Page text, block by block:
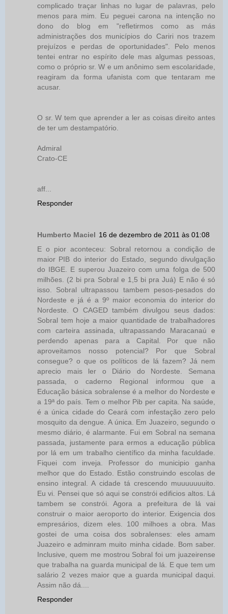
complicado traçar linhas no lugar de palavras, pelo
menos para mim. Eu peguei carona na intenção no
dono do blog em "refletirmos como as más
administrações dos municípios do Cariri nos trazem
prejuízos e perdas de oportunidades". Pelo menos
tentei entrar no espírito dele mas algumas pessoas,
como o próprio sr. W e um anônimo sem escolaridade,
reagiram da forma ufanista com que tentaram me
acusar.
O sr. W tem que aprender a ler as coisas direito antes
de ter um destampatório.
Admiral
Crato-CE
aff...
Responder
Humberto Maciel 16 de dezembro de 2011 às 01:08
E o pior aconteceu: Sobral retornou a condição de
maior PIB do interior do Estado, segundo divulgação
do IBGE. E superou Juazeiro com uma folga de 500
milhões. (2 bi pra Sobral e 1,5 bi pra Juá) E não é só
isso. Sobral ultrapassou tambem pesos-pesados do
Nordeste e já é a 9º maior economia do interior do
Nordeste. O CAGED também divulgou seus dados:
Sobral tem hoje a maior quantidade de trabalhadores
com carteira assinada, ultrapassando Maracanaú e
perdendo apenas para a Capital. Por que não
aproveitamos nosso potencial? Por que Sobral
consegue? o que os políticos de lá fazem? Já nem
aprecio mais ler o Diário do Nordeste. Semana
passada, o caderno Regional informou que a
Educação básica sobralense é a melhor do Nordeste e
a 19ª do país. Tem o melhor Pib per capita. Na saúde,
é a única cidade do Ceará com infestação zero pelo
mosquito da dengue. A única. Em Juazeiro, segundo o
mesmo diário, é alarmante. Fui em Sobral na semana
passada, justamente para ermos a educação pública
por lá em um trabalho científico da minha faculdade.
Fiquei com inveja. Professor do municipio ganha
melhor que do Estado. Estão construindo escolas de
ensino integral. A cidade tá crescendo muuuuuuuito.
Eu vi. Pensei que só aqui se constrói edificios altos. Lá
tambem se constrói. Agora a prefeitura de lá vai
construir o maior aeroporto do interior. Exigencia dos
empresários, dizem eles. 100 milhoes a obra. Mas
gostei de uma coisa dos sobralenses: eles amam
Juazeiro e adminram muito minha cidade. Bom saber.
Inclusive, quem me mostrou Sobral foi um juazeirense
que trabalha na guarda municipal de lá. E que tem um
salário 2 vezes maior que a guarda municipal daqui.
Assim não dá....
Responder